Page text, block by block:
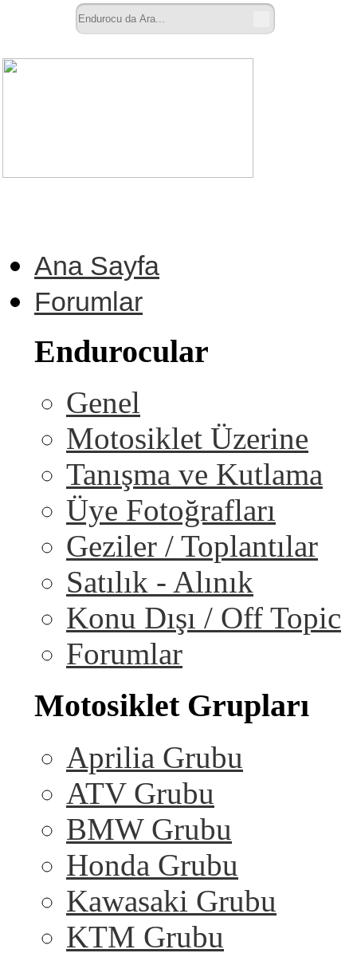
Ana Sayfa
Forumlar
Endurocular
Genel
Motosiklet Üzerine
Tanışma ve Kutlama
Üye Fotoğrafları
Geziler / Toplantılar
Satılık - Alınık
Konu Dışı / Off Topic
Forumlar
Motosiklet Grupları
Aprilia Grubu
ATV Grubu
BMW Grubu
Honda Grubu
Kawasaki Grubu
KTM Grubu